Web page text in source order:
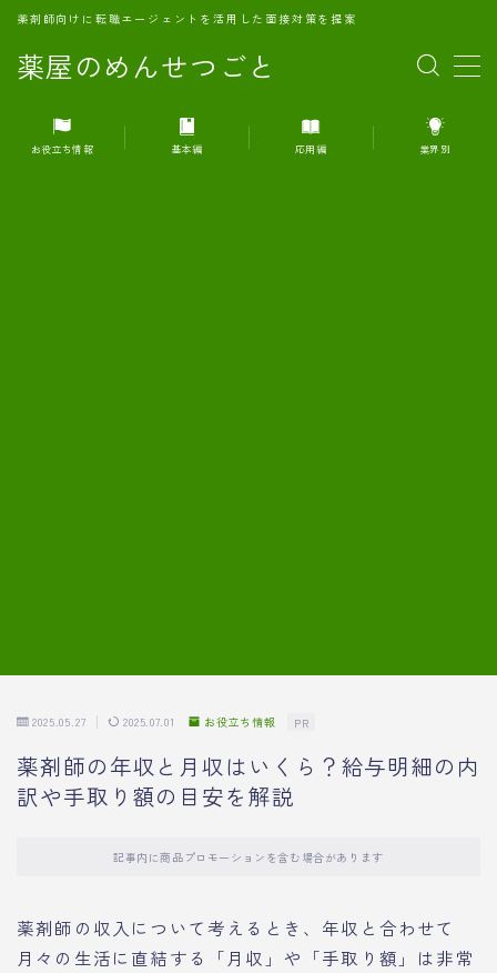
薬屋のめんせつごと
薬剤師向けに転職エージェントを活用した面接対策を提案
MENU
1.転職エージェントとは何か？
お役立ち情報 基本編 応用編 業界別
2025.05.27 2025.07.01 お役立ち情報 PR
薬剤師の年収と月収はいくら？給与明細の内
訳や手取り額の目安を解説
記事内に商品プロモーションを含む場合があります
薬剤師の収入について考えるとき、年収と合わせて
月々の生活に直結する「月収」や「手取り額」は非常